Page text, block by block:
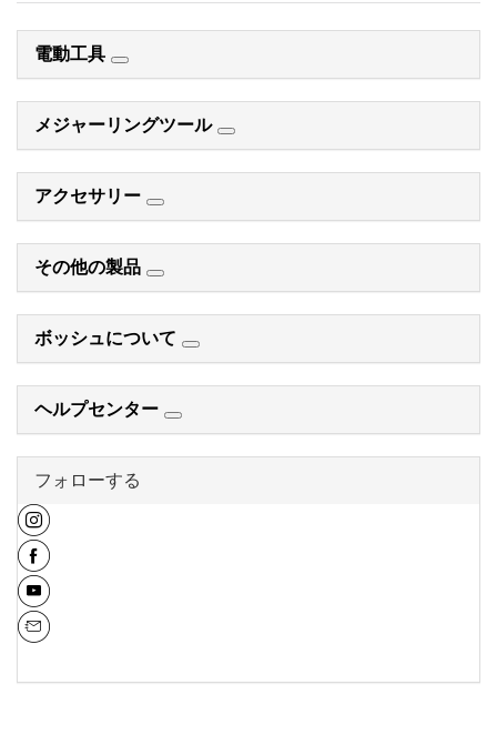
電動工具
メジャーリングツール
アクセサリー
その他の製品
ボッシュについて
ヘルプセンター
フォローする